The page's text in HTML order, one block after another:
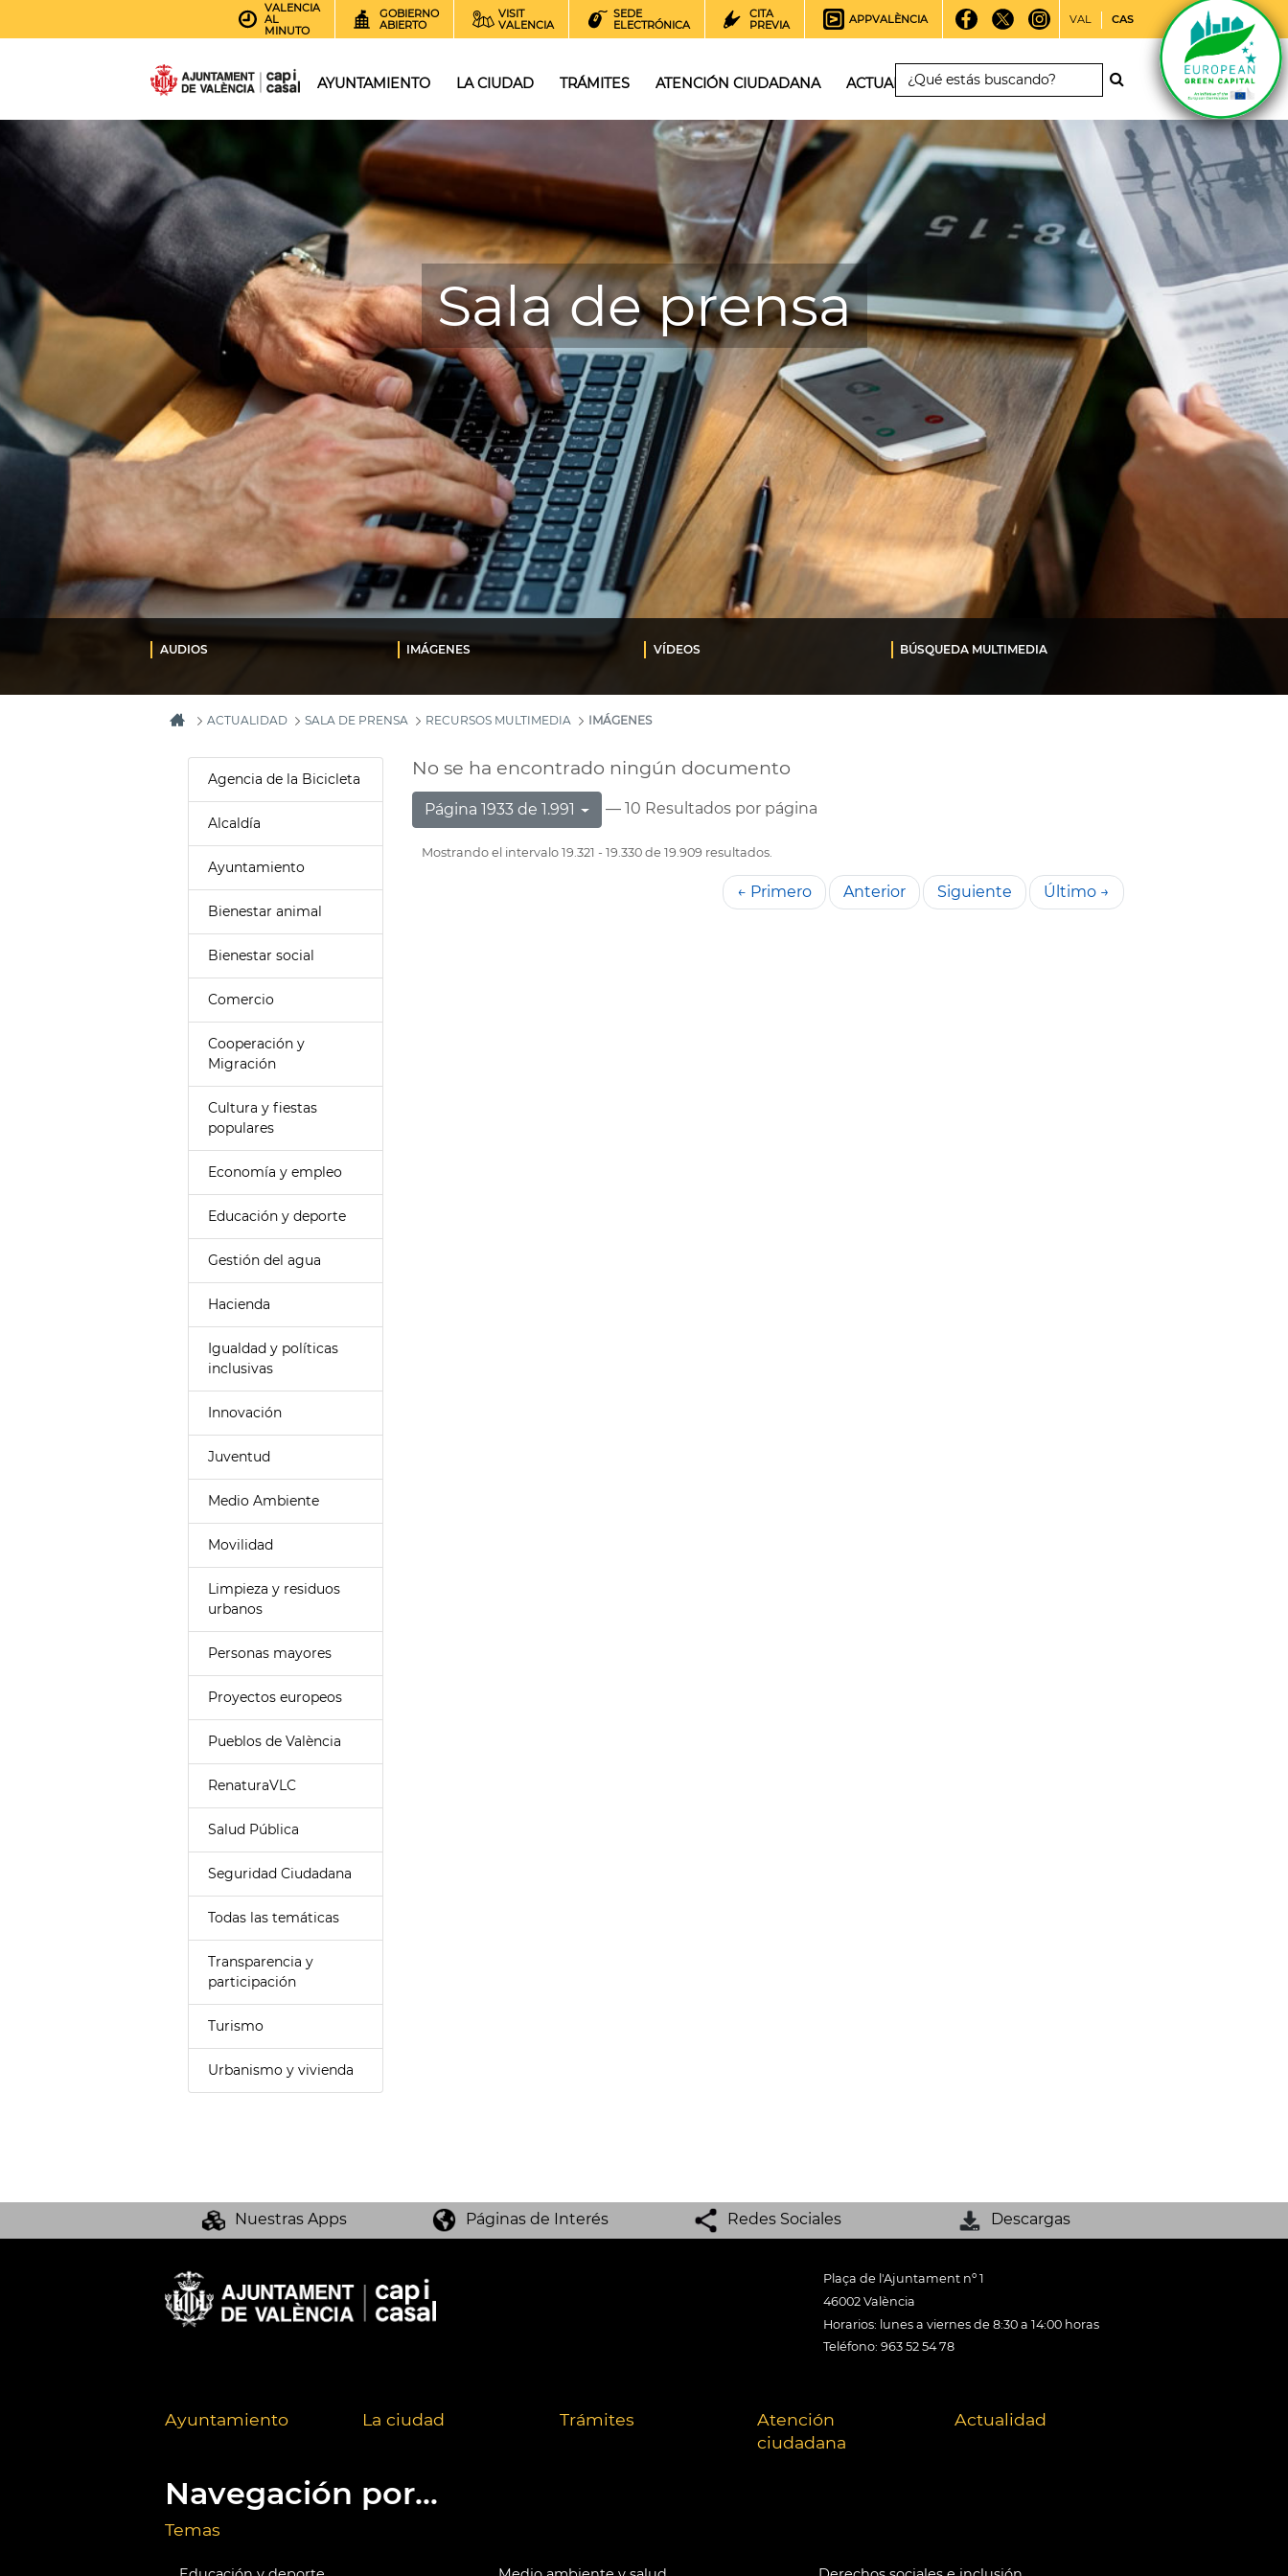
VALENCIA
AL
MINUTO
GOBIERNO
ABIERTO
VISIT
VALENCIA
SEDE
ELECTRÓNICA
CITA
PREVIA
APPVALÈNCIA VAL CAS
AYUNTAMIENTO LA CIUDAD TRÁMITES ATENCIÓN CIUDADANA ACTUALIDAD
Sala de prensa
AUDIOS IMÁGENES VÍDEOS BÚSQUEDA MULTIMEDIA
ACTUALIDAD SALA DE PRENSA RECURSOS MULTIMEDIA IMÁGENES
Agencia de la Bicicleta
Alcaldía
Ayuntamiento
Bienestar animal
Bienestar social
Comercio
Cooperación y
Migración
Cultura y fiestas
populares
Economía y empleo
Educación y deporte
Gestión del agua
Hacienda
Igualdad y políticas
inclusivas
Innovación
Juventud
Medio Ambiente
Movilidad
Limpieza y residuos
urbanos
Personas mayores
Proyectos europeos
Pueblos de València
RenaturaVLC
Salud Pública
Seguridad Ciudadana
Todas las temáticas
Transparencia y
participación
Turismo
Urbanismo y vivienda
No se ha encontrado ningún documento
Página 1933 de 1.991 — 10 Resultados por página
Mostrando el intervalo 19.321 - 19.330 de 19.909 resultados.
← Primero Anterior Siguiente Último →
Nuestras Apps Páginas de Interés Redes Sociales Descargas
Plaça de l'Ajuntament nº 1
46002 València
Horarios: lunes a viernes de 8:30 a 14:00 horas
Teléfono: 963 52 54 78
Ayuntamiento La ciudad Trámites
Atención
ciudadana
Actualidad
Navegación por...
Temas